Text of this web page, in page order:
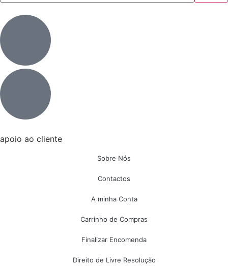
apoio ao cliente
Sobre Nós
Contactos
A minha Conta
Carrinho de Compras
Finalizar Encomenda
Direito de Livre Resolução